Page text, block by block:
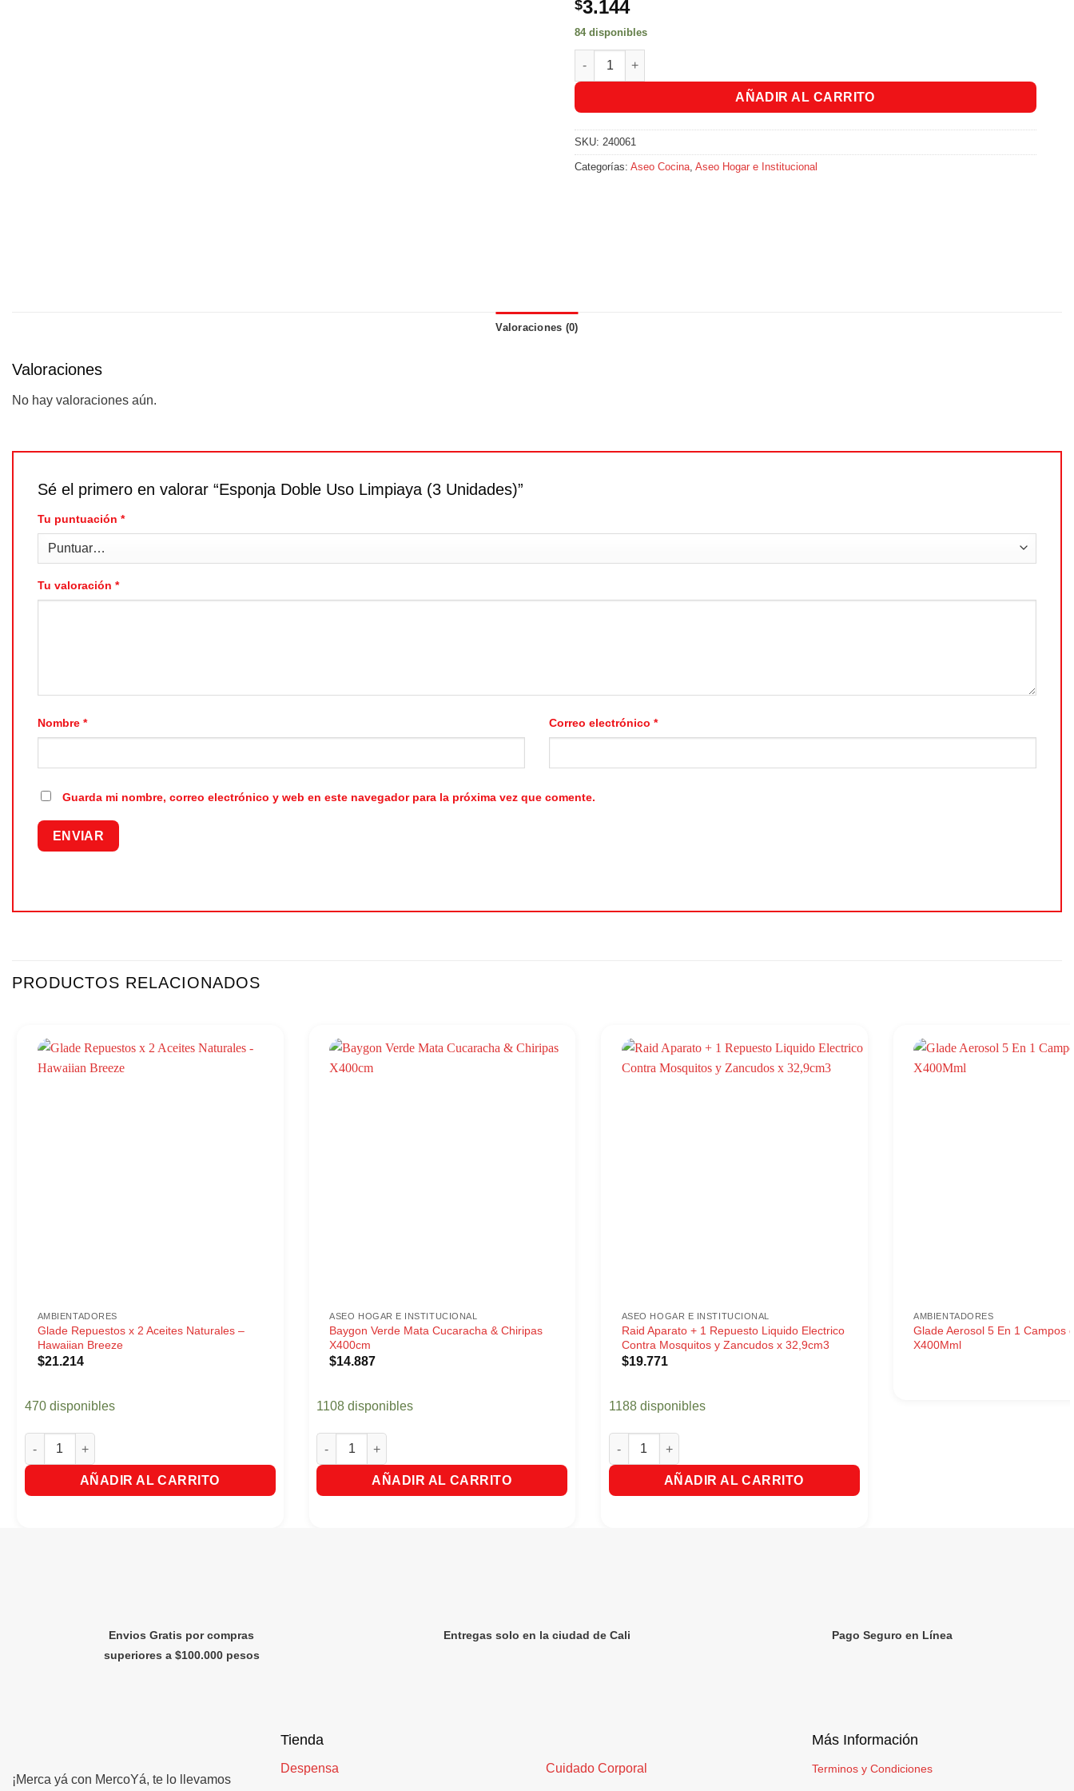
$3.144
84 disponibles
Esponja Doble Uso Limpiaya (3 Unidades) cantidad
AÑADIR AL CARRITO
SKU: 240061
Categorías:Aseo Cocina ,Aseo Hogar e Institucional
Valoraciones (0)
Valoraciones
No hay valoraciones aún.
Sé el primero en valorar “Esponja Doble Uso Limpiaya (3 Unidades)”
Tu puntuación *
Tu valoración *
Nombre * Correo electrónico *
Guarda mi nombre, correo electrónico y web en este navegador para la próxima vez que comente.
PRODUCTOS RELACIONADOS
AMBIENTADORES
Glade Repuestos x 2 Aceites Naturales –
Hawaiian Breeze
$21.214
470 disponibles
Glade Repuestos x 2 Aceites Naturales - Hawaiian Breeze cantidad
AÑADIR AL CARRITO
ASEO HOGAR E INSTITUCIONAL
Baygon Verde Mata Cucaracha & Chiripas
X400cm
$14.887
1108 disponibles
Baygon Verde Mata Cucaracha & Chiripas X400cm cantidad
AÑADIR AL CARRITO
ASEO HOGAR E INSTITUCIONAL
Raid Aparato + 1 Repuesto Liquido Electrico
Contra Mosquitos y Zancudos x 32,9cm3
$19.771
1188 disponibles
Raid Aparato + 1 Repuesto Liquido Electrico Contra Mosquitos y Zancudos x
AÑADIR AL CARRITO
AMBIENTADORES
Glade Aerosol 5 En 1 Campos
X400Mml
Envios Gratis por compras
superiores a $100.000 pesos
Entregas solo en la ciudad de Cali Pago Seguro en Línea
¡Merca yá con MercoYá, te lo llevamos
Tienda
Despensa Cuidado Corporal
Más Información
Terminos y Condiciones